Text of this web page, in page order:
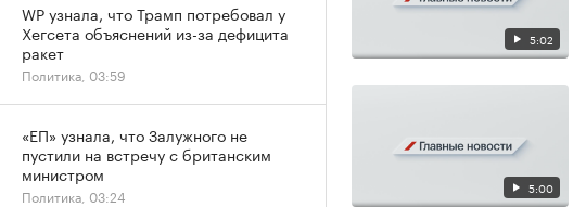
5:02
5:00
WP узнала, что Трамп потребовал у
Хегсета объяснений из-за дефицита
ракет
Политика, 03:59
«ЕП» узнала, что Залужного не
пустили на встречу с британским
министром
Политика, 03:24